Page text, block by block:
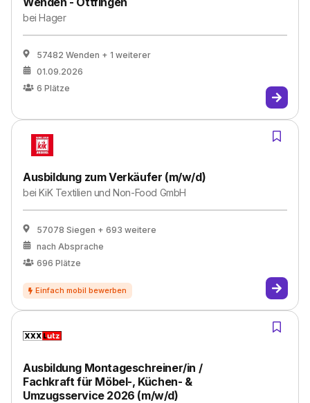
beiHager
57482 Wenden + 1 weiterer
01.09.2026
6 Plätze
Ausbildung zum Verkäufer (m/w/d)
beiKiK Textilien und Non-Food GmbH
57078 Siegen + 693 weitere
nach Absprache
696 Plätze
Ausbildung Montageschreiner/in /
Fachkraft für Möbel-, Küchen- &
Umzugsservice 2026 (m/w/d)